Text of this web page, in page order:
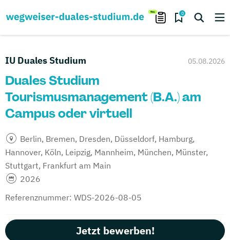
0
05.08.2026
IU Duales Studium
Duales Studium
Tourismusmanagement (B.A.) am
Campus oder virtuell
Berlin, Bremen, Dresden, Düsseldorf, Hamburg,
Hannover, Köln, Leipzig, Mannheim, München, Münster,
Stuttgart, Frankfurt am Main
2026
Referenznummer: WDS-2026-08-05
Jetzt bewerben!